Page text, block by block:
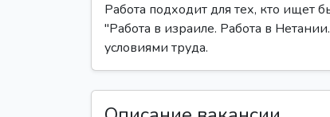
Работа подходит для тех, кто ищет
"Работа в израиле. Работа в
условиями труда.